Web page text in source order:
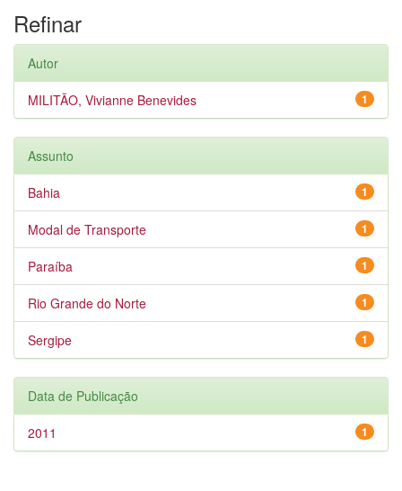
Refinar
Autor
1
MILITÃO, Vivianne Benevides
Assunto
1
Bahia
1
Modal de Transporte
1
Paraíba
1
Rio Grande do Norte
1
Sergipe
Data de Publicação
1
2011